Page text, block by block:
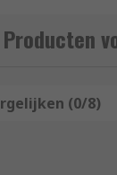
(0/8)